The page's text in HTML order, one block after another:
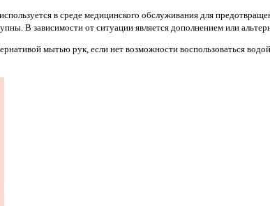
в среде медицинского обслуживания для
В зависимости от ситуации является дополнением или
мытью рук, если нет возможности воспользоваться